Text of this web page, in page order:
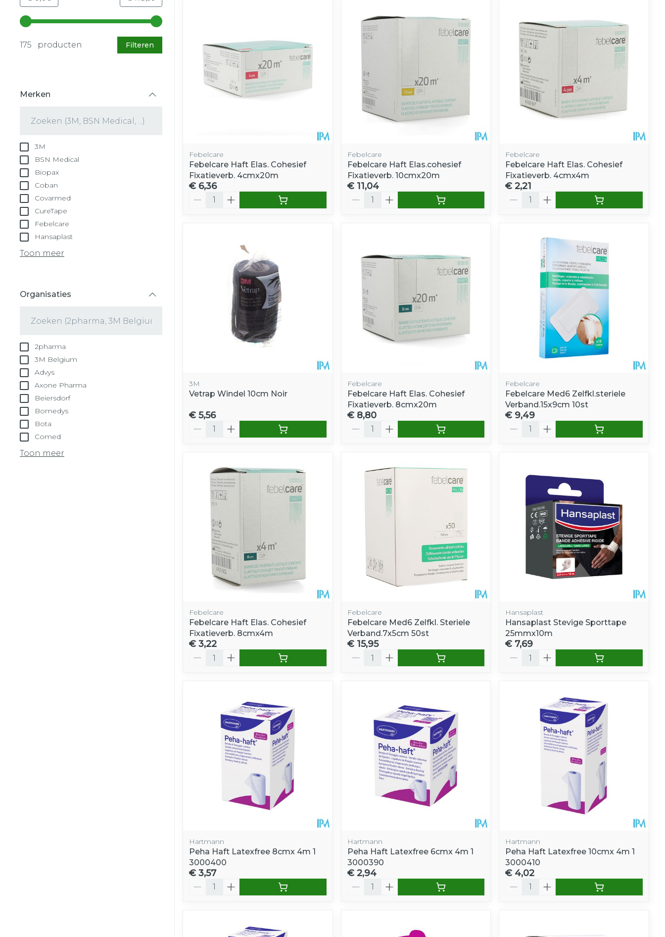
Gebruik de pijltjestoetsen links en rechts om de minimale en maximale prijswaarden aan te passen.
175 producten Filteren
Merken
3M
BSN Medical
Biopax
Coban
Covarmed
CureTape
Febelcare
Hansaplast
Toon meer
Organisaties
2pharma
3M Belgium
Advys
Axone Pharma
Beiersdorf
Bomedys
Bota
Comed
Toon meer
Febelcare
Febelcare Haft Elas. Cohesief
Fixatieverb. 4cmx20m
€ 6,36
Aantal
Febelcare
Febelcare Haft Elas.cohesief
Fixatieverb. 10cmx20m
€ 11,04
Aantal
Febelcare
Febelcare Haft Elas. Cohesief
Fixatieverb. 4cmx4m
€ 2,21
Aantal
3M
Vetrap Windel 10cm Noir
€ 5,56
Aantal
Febelcare
Febelcare Haft Elas. Cohesief
Fixatieverb. 8cmx20m
€ 8,80
Aantal
Febelcare
Febelcare Med6 Zelfkl.steriele
Verband.15x9cm 10st
€ 9,49
Aantal
Febelcare
Febelcare Haft Elas. Cohesief
Fixatieverb. 8cmx4m
€ 3,22
Aantal
Febelcare
Febelcare Med6 Zelfkl. Steriele
Verband.7x5cm 50st
€ 15,95
Aantal
Hansaplast
Hansaplast Stevige Sporttape
25mmx10m
€ 7,69
Aantal
Hartmann
Peha Haft Latexfree 8cmx 4m 1
3000400
€ 3,57
Aantal
Hartmann
Peha Haft Latexfree 6cmx 4m 1
3000390
€ 2,94
Aantal
Hartmann
Peha Haft Latexfree 10cmx 4m 1
3000410
€ 4,02
Aantal